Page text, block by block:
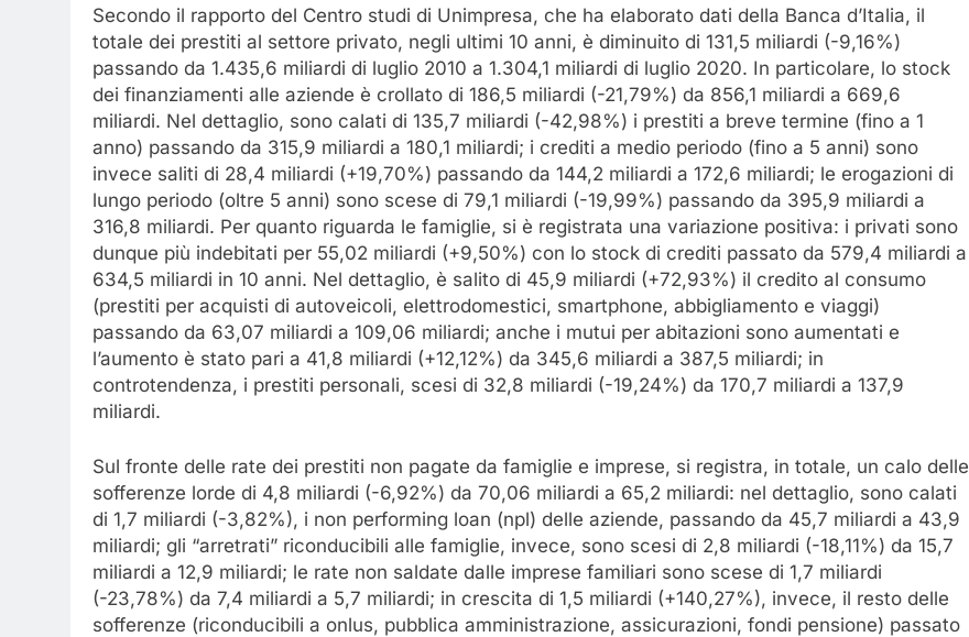
Secondo il rapporto del Centro studi di Unimpresa, che ha elaborato dati della Banca d’Italia, il
totale dei prestiti al settore privato, negli ultimi 10 anni, è diminuito di 131,5 miliardi (-9,16%)
passando da 1.435,6 miliardi di luglio 2010 a 1.304,1 miliardi di luglio 2020. In particolare, lo stock
dei finanziamenti alle aziende è crollato di 186,5 miliardi (-21,79%) da 856,1 miliardi a 669,6
miliardi. Nel dettaglio, sono calati di 135,7 miliardi (-42,98%) i prestiti a breve termine (fino a 1
anno) passando da 315,9 miliardi a 180,1 miliardi; i crediti a medio periodo (fino a 5 anni) sono
invece saliti di 28,4 miliardi (+19,70%) passando da 144,2 miliardi a 172,6 miliardi; le erogazioni di
lungo periodo (oltre 5 anni) sono scese di 79,1 miliardi (-19,99%) passando da 395,9 miliardi a
316,8 miliardi. Per quanto riguarda le famiglie, si è registrata una variazione positiva: i privati sono
dunque più indebitati per 55,02 miliardi (+9,50%) con lo stock di crediti passato da 579,4 miliardi a
634,5 miliardi in 10 anni. Nel dettaglio, è salito di 45,9 miliardi (+72,93%) il credito al consumo
(prestiti per acquisti di autoveicoli, elettrodomestici, smartphone, abbigliamento e viaggi)
passando da 63,07 miliardi a 109,06 miliardi; anche i mutui per abitazioni sono aumentati e
l’aumento è stato pari a 41,8 miliardi (+12,12%) da 345,6 miliardi a 387,5 miliardi; in
controtendenza, i prestiti personali, scesi di 32,8 miliardi (-19,24%) da 170,7 miliardi a 137,9
miliardi.
Sul fronte delle rate dei prestiti non pagate da famiglie e imprese, si registra, in totale, un calo delle
sofferenze lorde di 4,8 miliardi (-6,92%) da 70,06 miliardi a 65,2 miliardi: nel dettaglio, sono calati
di 1,7 miliardi (-3,82%), i non performing loan (npl) delle aziende, passando da 45,7 miliardi a 43,9
miliardi; gli “arretrati” riconducibili alle famiglie, invece, sono scesi di 2,8 miliardi (-18,11%) da 15,7
miliardi a 12,9 miliardi; le rate non saldate dalle imprese familiari sono scese di 1,7 miliardi
(-23,78%) da 7,4 miliardi a 5,7 miliardi; in crescita di 1,5 miliardi (+140,27%), invece, il resto delle
sofferenze (riconducibili a onlus, pubblica amministrazione, assicurazioni, fondi pensione) passato